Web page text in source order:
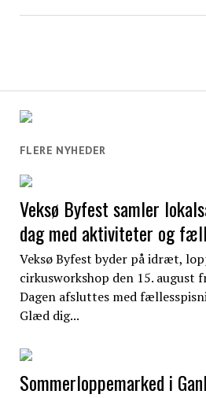
FLERE NYHEDER
Veksø Byfest samler
dag med aktiviteter og
Veksø Byfest byder på idræt,
cirkusworkshop den 15. august
Dagen afsluttes med
Glæd dig...
Sommerloppemarked i